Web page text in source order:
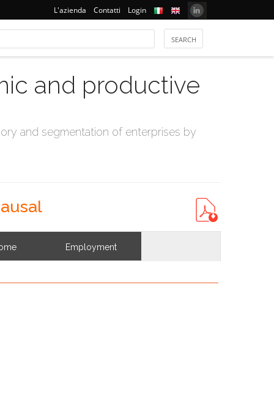
L'azienda Contatti Login
and productive
and segmentation of enterprises by
Employment